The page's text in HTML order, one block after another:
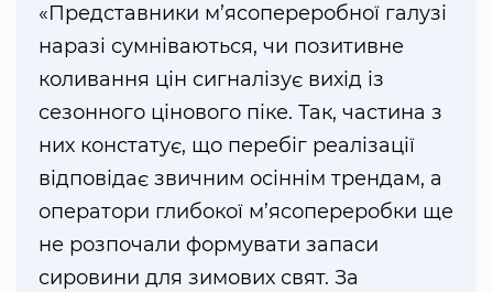
«Представники м’ясопереробної галузі
наразі сумніваються, чи позитивне
коливання цін сигналізує вихід із
сезонного цінового піке. Так, частина з
них констатує, що перебіг реалізації
відповідає звичним осіннім трендам, а
оператори глибокої м’ясопереробки ще
не розпочали формувати запаси
сировини для зимових свят. За